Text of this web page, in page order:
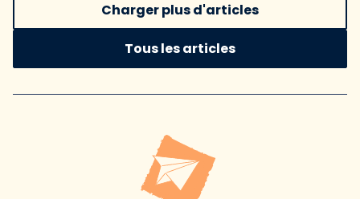
Charger plus d'articles
Tous les articles